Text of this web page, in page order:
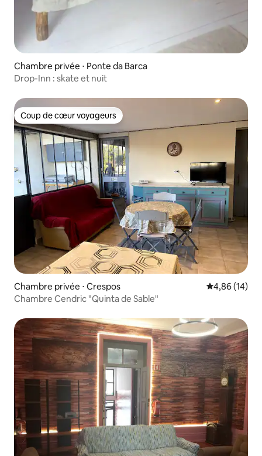
Chambre privée ⋅ Ponte da Barca
Drop-Inn : skate et nuit
Coup de cœur voyageurs
Coup de cœur voyageurs
Chambre privée ⋅ Crespos Évaluation
4,86 (14)
Chambre Cendric "Quinta de Sable"